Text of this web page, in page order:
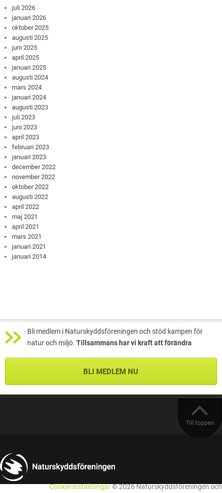
juli 2026
januari 2026
oktober 2025
augusti 2025
juni 2025
april 2025
januari 2025
augusti 2024
mars 2024
januari 2024
augusti 2023
juli 2023
juni 2023
april 2023
februari 2023
januari 2023
december 2022
november 2022
oktober 2022
augusti 2022
april 2022
maj 2021
april 2021
mars 2021
januari 2021
januari 2014
Bli medlem i Naturskyddsföreningen och stöd kampen för
natur och miljö. Tillsammans har vi kraft att förändra
BLI MEDLEM NU
Till toppen
Cookie-inställningar© 2026 Naturskyddsföreningen och